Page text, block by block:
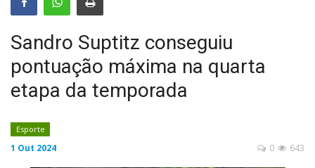
ESPORTE
REGIÃO
SAÚDE
EDUCAÇÃO
SEGURANÇA
GERAL
Sandro Suptitz conseguiu
pontuação máxima na quarta
etapa da temporada
Esporte
1 Out 2024 643
0